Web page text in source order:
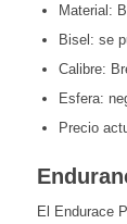
Material:
Bisel: se
Calibre:
Esfera:
Precio
El Endurace